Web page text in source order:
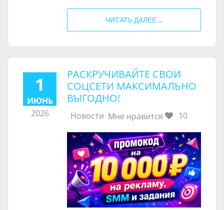
ЧИТАТЬ ДАЛЕЕ ...
1
ИЮНЬ
2026
РАСКРУЧИВАЙТЕ СВОИ
СОЦСЕТИ МАКСИМАЛЬНО
ВЫГОДНО!
Новости Мне нравится 10